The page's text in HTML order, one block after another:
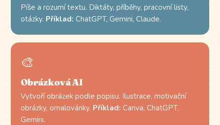
Píše a rozumí textu. Diktáty, příběhy, pracovní listy,
otázky. Příklad: ChatGPT, Gemini, Claude.
🎨
Obrázková AI
Vytvoří obrázek podle popisu. Ilustrace, motivační
obrázky, omalovánky. Příklad: Canva, ChatGPT,
Gemini.